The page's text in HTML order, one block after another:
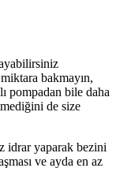
bakmayın,
pompadan bile daha
de size
idrar yaparak bezini
ve ayda en az